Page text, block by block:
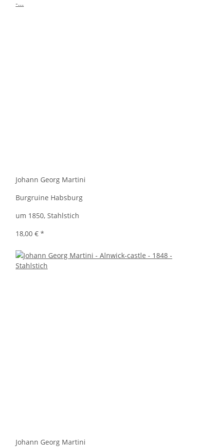
Johann Georg Martini
Burgruine Habsburg
um 1850, Stahlstich
18,00 € *
Johann Georg Martini